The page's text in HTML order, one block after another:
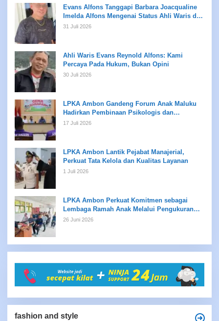
Evans Alfons Tanggapi Barbara Joacqualine
Imelda Alfons Mengenai Status Ahli Waris dan
Putusan Pengadilan
31 Juli 2026
Ahli Waris Evans Reynold Alfons: Kami
Percaya Pada Hukum, Bukan Opini
30 Juli 2026
LPKA Ambon Gandeng Forum Anak Maluku
Hadirkan Pembinaan Psikologis dan
Kreativitas bagi Anak Binaan
17 Juli 2026
LPKA Ambon Lantik Pejabat Manajerial,
Perkuat Tata Kelola dan Kualitas Layanan
1 Juli 2026
LPKA Ambon Perkuat Komitmen sebagai
Lembaga Ramah Anak Melalui Pengukuran
Standar LPKRA
26 Juni 2026
fashion and style